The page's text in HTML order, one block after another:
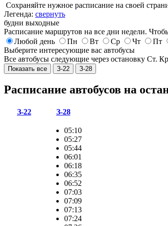
Сохраняйте нужное расписание на своей
Легенда: свернуть
будни выходные
Расписание маршрутов на все дни недели.
Любой день
Пн Вт Ср Чт Пт
Выберите интересующие вас автобусы
Все автобусы следующие через остановку Ст.
Показать все
З-22 З-28
Расписание автобусов на
З-22 З-28
05:10
05:27
05:44
06:01
06:18
06:35
06:52
07:03
07:09
07:13
07:24